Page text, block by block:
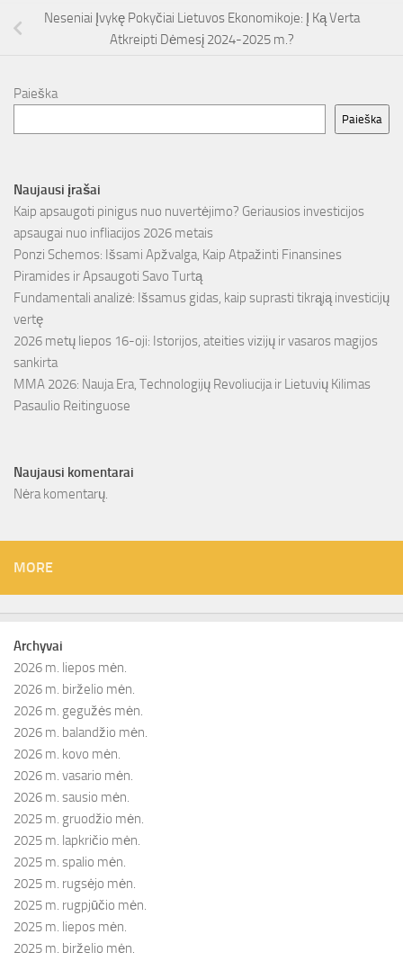
Neseniai Įvykę Pokyčiai Lietuvos Ekonomikoje: Į Ką Verta
Atkreipti Dėmesį 2024-2025 m.?
Paieška
Paieška
Naujausi įrašai
Kaip apsaugoti pinigus nuo nuvertėjimo? Geriausios investicijos
apsaugai nuo infliacijos 2026 metais
Ponzi Schemos: Išsami Apžvalga, Kaip Atpažinti Finansines
Piramides ir Apsaugoti Savo Turtą
Fundamentali analizė: Išsamus gidas, kaip suprasti tikrąją investicijų
vertę
2026 metų liepos 16-oji: Istorijos, ateities vizijų ir vasaros magijos
sankirta
MMA 2026: Nauja Era, Technologijų Revoliucija ir Lietuvių Kilimas
Pasaulio Reitinguose
Naujausi komentarai
Nėra komentarų.
MORE
Archyvai
2026 m. liepos mėn.
2026 m. birželio mėn.
2026 m. gegužės mėn.
2026 m. balandžio mėn.
2026 m. kovo mėn.
2026 m. vasario mėn.
2026 m. sausio mėn.
2025 m. gruodžio mėn.
2025 m. lapkričio mėn.
2025 m. spalio mėn.
2025 m. rugsėjo mėn.
2025 m. rugpjūčio mėn.
2025 m. liepos mėn.
2025 m. birželio mėn.